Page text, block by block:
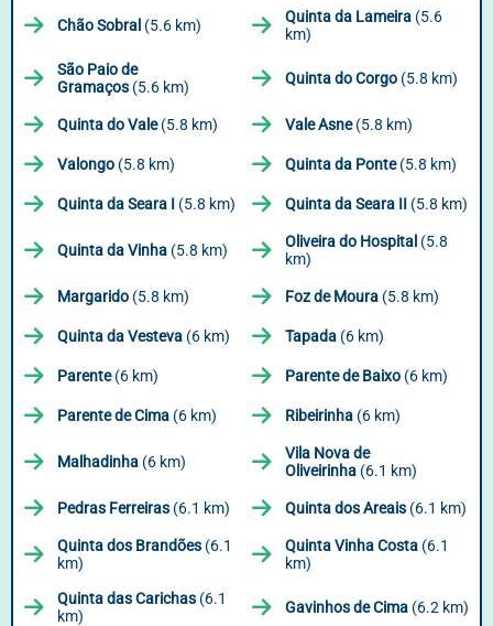
Chão Sobral (5.6 km) Quinta da Lameira (5.6
km)
São Paio de
Gramaços (5.6 km) Quinta do Corgo (5.8 km)
Quinta do Vale(5.8 km) Vale Asne(5.8 km)
Valongo (5.8 km) Quinta da Ponte(5.8 km)
Quinta da Seara I (5.8 km) Quinta da Seara II (5.8 km)
Quinta da Vinha (5.8 km) Oliveira do Hospital (5.8
km)
Margarido (5.8 km) Foz de Moura (5.8 km)
Quinta da Vesteva (6 km) Tapada (6 km)
Parente(6 km) Parente de Baixo (6 km)
Parente de Cima (6 km) Ribeirinha (6 km)
Malhadinha (6 km)
Vila Nova de
Oliveirinha (6.1 km)
Pedras Ferreiras (6.1 km) Quinta dos Areais (6.1 km)
Quinta dos Brandões (6.1
km)
Quinta Vinha Costa (6.1
km)
Quinta das Carichas (6.1
km)
Gavinhos de Cima (6.2 km)